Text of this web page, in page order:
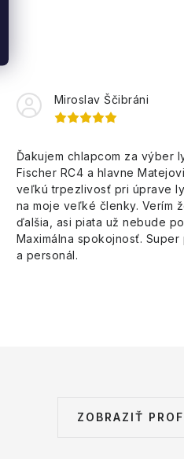
Miroslav Ščibráni
Ďakujem chlapcom za výber
Fischer RC4 a hlavne
veľkú trpezlivosť pri úprave
na moje veľké členky. Verím
ďalšia, asi piata už nebude
Maximálna spokojnosť. Super
a personál.
ZOBRAZIŤ